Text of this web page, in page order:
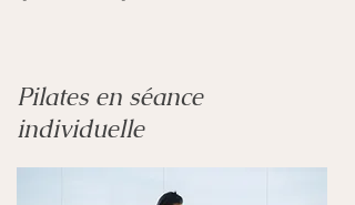
Pilates en séance
individuelle